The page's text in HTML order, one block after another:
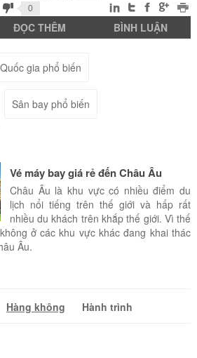
0
ĐỌC THÊM BÌNH LUẬN
Quốc gia phổ biến
Sân bay phổ biến
Vé máy bay giá rẻ đến Châu Âu
Châu Âu là khu vực có nhiều điểm du
lịch nổi tiếng trên thế giới và hấp rất
nhiều du khách trên khắp thế giới. Vì thế
ở các khu vực khác đang khai thác
Âu.
Hàng không Hành trình